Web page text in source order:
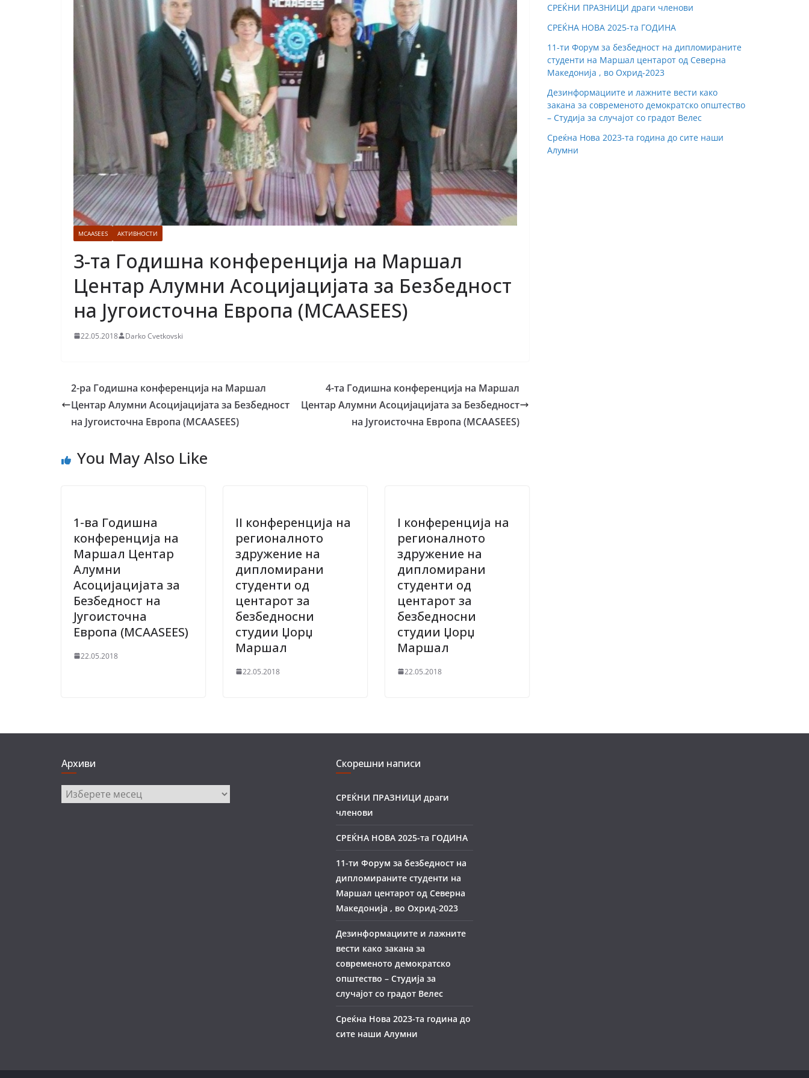
MCAASEES АКТИВНОСТИ
3-та Годишна конференција на Маршал
Центар Алумни Асоцијацијата за Безбедност
на Југоисточна Европа (MCAASEES)
22.05.2018 Darko Cvetkovski
2-ра Годишна конференција на Маршал
Центар Алумни Асоцијацијата за Безбедност
на Југоисточна Европа (MCAASEES)
4-та Годишна конференција на Маршал
Центар Алумни Асоцијацијата за Безбедност
на Југоисточна Европа (MCAASEES)
You May Also Like
1-ва Годишна
конференција на
Маршал Центар
Алумни
Асоцијацијата за
Безбедност на
Југоисточна
Европа (MCAASEES)
22.05.2018
II конференција на
регионалното
здружение на
дипломирани
студенти од
центарот за
безбедносни
студии Џорџ
Маршал
22.05.2018
I конференција на
регионалното
здружение на
дипломирани
студенти од
центарот за
безбедносни
студии Џорџ
Маршал
22.05.2018
СРЕЌНИ ПРАЗНИЦИ драги членови
СРЕЌНА НОВА 2025-та ГОДИНА
11-ти Форум за безбедност на дипломираните
студенти на Маршал центарот од Северна
Македонија , во Охрид-2023
Дезинформациите и лажните вести како
закана за современото демократско општество
– Студиja за случајот со градот Велес
Среќна Нова 2023-та година до сите наши
Алумни
Архиви
Архиви
Скорешни написи
СРЕЌНИ ПРАЗНИЦИ драги
членови
СРЕЌНА НОВА 2025-та ГОДИНА
11-ти Форум за безбедност на
дипломираните студенти на
Маршал центарот од Северна
Македонија , во Охрид-2023
Дезинформациите и лажните
вести како закана за
современото демократско
општество – Студиja за
случајот со градот Велес
Среќна Нова 2023-та година до
сите наши Алумни